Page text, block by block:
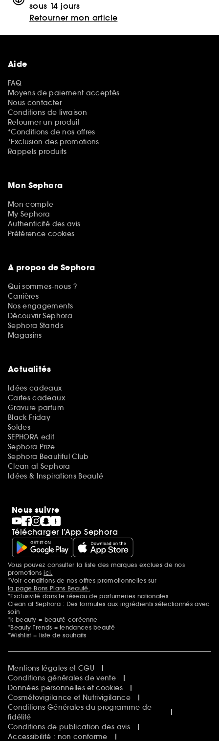
sous 14 jours
Retourner mon article
Aide
FAQ
Moyens de paiement acceptés
Nous contacter
Conditions de livraison
Retourner un produit
*Conditions de nos offres
*Exclusion des promotions
Rappels produits
Mon Sephora
Mon compte
My Sephora
Authenticité des avis
Préférence cookies
A propos de Sephora
Qui sommes-nous ?
Carrières
Nos engagements
Découvrir Sephora
Sephora Stands
Magasins
Actualités
Idées cadeaux
Cartes cadeaux
Gravure parfum
Black Friday
Soldes
SEPHORA edit
Sephora Prize
Sephora Beautiful Club
Clean at Sephora
Idées & Inspirations Beauté
Nous suivre
Télécharger l’App Sephora
Mentions additionnelles
Vous pouvez consulter la liste des marques exclues de nos
promotionsici.
*Voir conditions de nos offres promotionnelles sur
la page Bons Plans Beauté.
*Exclusivité dans le réseau de parfumeries nationales.
Clean at Sephora : Des formules aux ingrédients sélectionnés avec
soin
*k-beauty = beauté coréenne
*Beauty Trends = tendances beauté
*Wishlist = liste de souhaits
Mentions légales et CGU
Conditions générales de vente
Données personnelles et cookies
Cosmétovigilance et Nutrivigilance
Conditions Générales du programme de
fidélité
Conditions de publication des avis
Accessibilité : non conforme